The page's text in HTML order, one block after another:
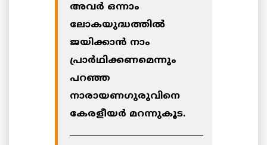
അവര്‍ ഒന്നാം
ലോകയുദ്ധത്തില്‍
ജയിക്കാന്‍ നാം
പ്രാര്‍ഥിക്കണമെന്നും
പറഞ്ഞ
നാരായണഗുരുവിനെ
കേരളീയര്‍ മറന്നുകൂട.